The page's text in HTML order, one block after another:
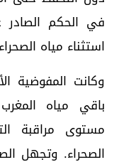
في الحكم الصادر
استثناء مياه
وكانت المفوضية
مستوى مراقبة
الصحراء. وتجهل